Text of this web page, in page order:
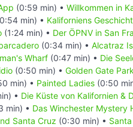
(0:59 min) • Willkommen in
min) • Kaliforniens
(1:24 min) • Der ÖPNV in San
(0:34 min) • Alcatraz
Wharf (0:47 min) • Die
(0:50 min) • Golden Gate Park
min) • Painted Ladies (0:50
• Die Küste von Kalifornien &
min) • Das Winchester Mystery
Santa Cruz (0:30 min) •